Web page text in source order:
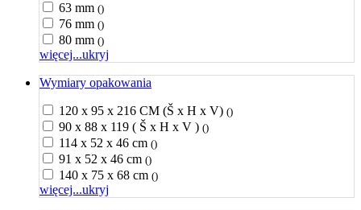
63 mm ()
76 mm ()
80 mm ()
więcej...ukryj
Wymiary opakowania
120 x 95 x 216 CM (Š x H x V) ()
90 x 88 x 119 ( Š x H x V ) ()
114 x 52 x 46 cm ()
91 x 52 x 46 cm ()
140 x 75 x 68 cm ()
więcej...ukryj